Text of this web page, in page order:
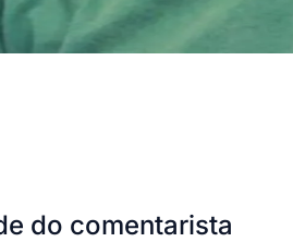
do comentarista